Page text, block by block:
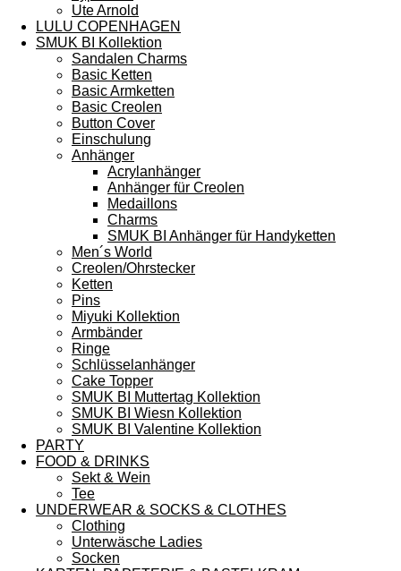
Ute Arnold
LULU COPENHAGEN
SMUK BI Kollektion
Sandalen Charms
Basic Ketten
Basic Armketten
Basic Creolen
Button Cover
Einschulung
Anhänger
Acrylanhänger
Anhänger für Creolen
Medaillons
Charms
SMUK BI Anhänger für Handyketten
Men´s World
Creolen/Ohrstecker
Ketten
Pins
Miyuki Kollektion
Armbänder
Ringe
Schlüsselanhänger
Cake Topper
SMUK BI Muttertag Kollektion
SMUK BI Wiesn Kollektion
SMUK BI Valentine Kollektion
PARTY
FOOD & DRINKS
Sekt & Wein
Tee
UNDERWEAR & SOCKS & CLOTHES
Clothing
Unterwäsche Ladies
Socken